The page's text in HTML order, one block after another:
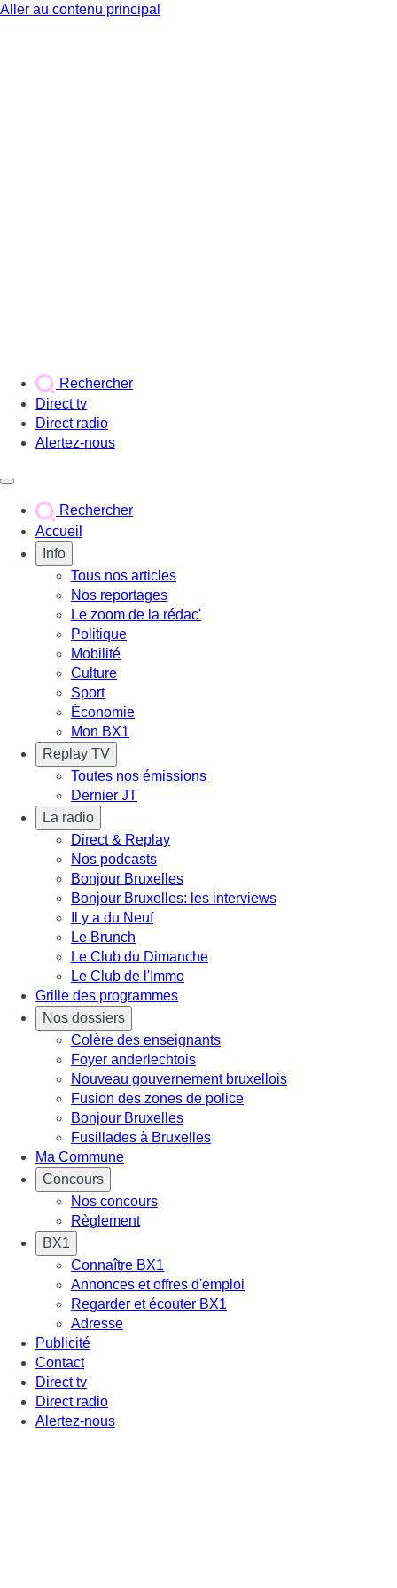
Aller au contenu principal
Rechercher
Direct tv
Direct radio
Alertez-nous
Rechercher
Accueil
Info
Tous nos articles
Nos reportages
Le zoom de la rédac'
Politique
Mobilité
Culture
Sport
Économie
Mon BX1
Replay TV
Toutes nos émissions
Dernier JT
La radio
Direct & Replay
Nos podcasts
Bonjour Bruxelles
Bonjour Bruxelles: les interviews
Il y a du Neuf
Le Brunch
Le Club du Dimanche
Le Club de l'Immo
Grille des programmes
Nos dossiers
Colère des enseignants
Foyer anderlechtois
Nouveau gouvernement bruxellois
Fusion des zones de police
Bonjour Bruxelles
Fusillades à Bruxelles
Ma Commune
Concours
Nos concours
Règlement
BX1
Connaître BX1
Annonces et offres d'emploi
Regarder et écouter BX1
Adresse
Publicité
Contact
Direct tv
Direct radio
Alertez-nous